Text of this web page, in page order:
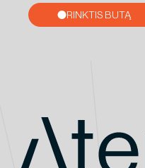
RINKTIS BUTĄ